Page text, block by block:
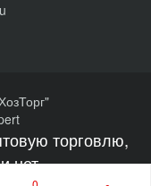
торговлю,
нет.